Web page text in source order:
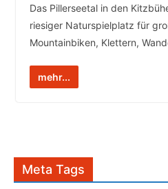
Das Pillerseetal in den
riesiger Naturspielplatz für
Mountainbiken, Klettern,
mehr...
Meta Tags